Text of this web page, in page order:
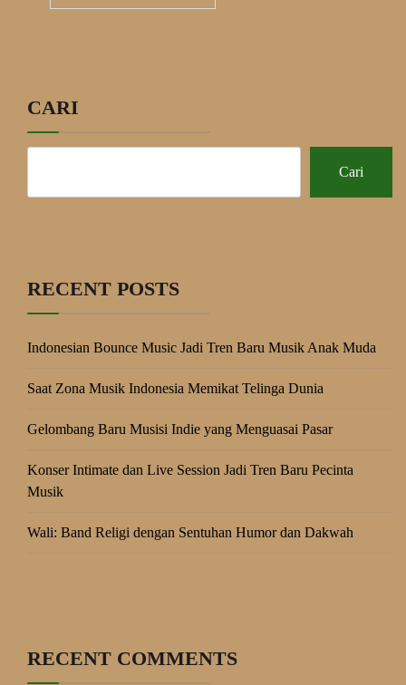
CARI
Cari
RECENT POSTS
Indonesian Bounce Music Jadi Tren Baru Musik Anak Muda
Saat Zona Musik Indonesia Memikat Telinga Dunia
Gelombang Baru Musisi Indie yang Menguasai Pasar
Konser Intimate dan Live Session Jadi Tren Baru Pecinta
Musik
Wali: Band Religi dengan Sentuhan Humor dan Dakwah
RECENT COMMENTS